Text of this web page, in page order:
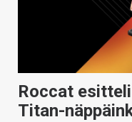
Roccat
Titan-